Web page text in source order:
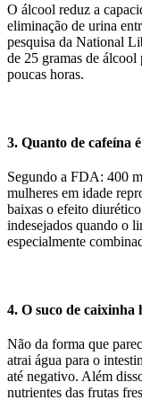
O álcool reduz a
eliminação de urina
pesquisa da National
de 25 gramas de
poucas horas.
3. Quanto de cafeína
Segundo a FDA: 400
mulheres em idade
baixas o efeito
indesejados quando o
especialmente
4. O suco de caixinha
Não da forma que
atrai água para o
até negativo. Além
nutrientes das frutas